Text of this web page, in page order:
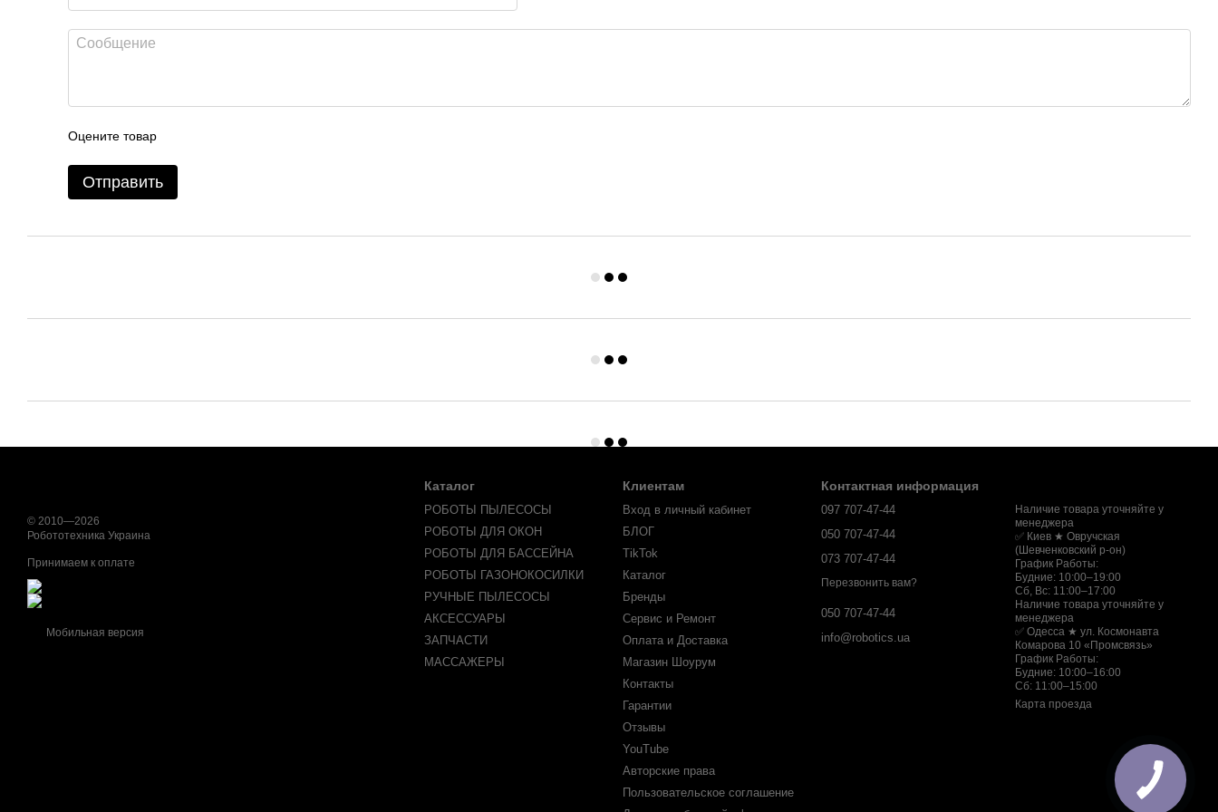
Оцените товар
Отправить
© 2010—2026
Робототехника Украина
Принимаем к оплате
Мобильная версия
Каталог
РОБОТЫ ПЫЛЕСОСЫ
РОБОТЫ ДЛЯ ОКОН
РОБОТЫ ДЛЯ БАССЕЙНА
РОБОТЫ ГАЗОНОКОСИЛКИ
РУЧНЫЕ ПЫЛЕСОСЫ
АКСЕССУАРЫ
ЗАПЧАСТИ
МАССАЖЕРЫ
Клиентам
Вход в личный кабинет
БЛОГ
TikTok
Каталог
Бренды
Сервис и Ремонт
Оплата и Доставка
Магазин Шоурум
Контакты
Гарантии
Отзывы
YouTube
Авторские права
Пользовательское соглашение
Контактная информация
097 707-47-44
050 707-47-44
073 707-47-44
Перезвонить вам?
050 707-47-44
info@robotics.ua
Наличие товара уточняйте у
менеджера
✅ Киев ★ Овручская
(Шевченковский р-он)
График Работы:
Будние: 10:00–19:00
Сб, Вс: 11:00–17:00
Наличие товара уточняйте у
менеджера
✅ Одесса ★ ул. Космонавта
Комарова 10 «Промсвязь»
График Работы:
Будние: 10:00–16:00
Сб: 11:00–15:00
Карта проезда